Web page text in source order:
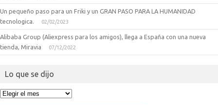
Un pequeño paso para un Friki y un GRAN PASO PARA LA HUMANIDAD
tecnologica.
02/02/2023
Alibaba Group (Aliexpress para los amigos), llega a España con una nueva
tienda, Miravia
07/12/2022
Lo que se dijo
Lo